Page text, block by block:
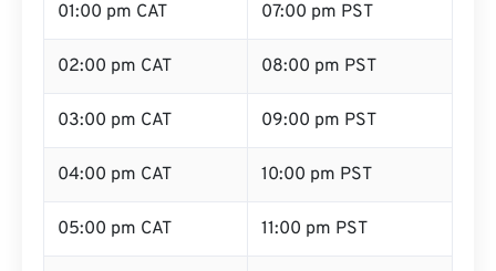
01:00 pm CAT 07:00 pm PST
02:00 pm CAT 08:00 pm PST
03:00 pm CAT 09:00 pm PST
04:00 pm CAT 10:00 pm PST
05:00 pm CAT 11:00 pm PST